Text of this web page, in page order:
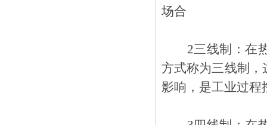
场合
2三线制：在热
方式称为三线制
影响，是工业过程